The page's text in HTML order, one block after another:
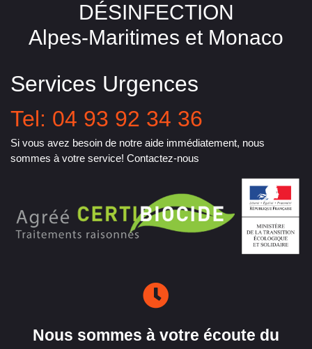
DÉSINFECTION
Alpes-Maritimes et Monaco
Services Urgences
Tel: 04 93 92 34 36
Si vous avez besoin de notre aide immédiatement, nous
sommes à votre service! Contactez-nous
Nous sommes à votre écoute du